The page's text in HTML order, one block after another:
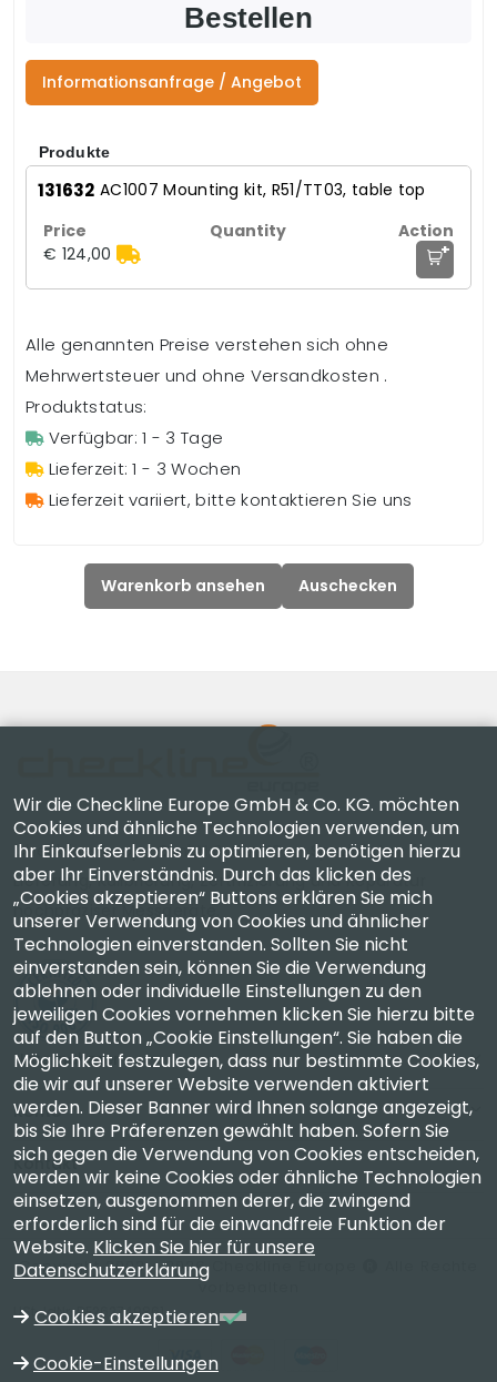
Bestellen
Informationsanfrage / Angebot
Produkte
131632 AC1007 Mounting kit, R51/TT03, table top
€ 124,00 +
Alle genannten Preise verstehen sich ohne
Mehrwertsteuer und ohne Versandkosten .
Produktstatus:
Verfügbar: 1 - 3 Tage
Lieferzeit: 1 - 3 Wochen
Lieferzeit variiert, bitte kontaktieren Sie uns
Warenkorb ansehen Auschecken
Checkline Europe GmbH & Co. KG. — Spezialisten für
Lieferung, Kalibrierung, Zertifizierung und Reparatur
hochpräziser Messgeräte.
Unternehmen
Konto
Kontakt
Copyright 2003 - 2026 Checkline Europe
vorbehalten
USt-IdNr. DE262749861
Wir die Checkline Europe GmbH & Co. KG. möchten
Cookies und ähnliche Technologien verwenden, um
Ihr Einkaufserlebnis zu optimieren, benötigen hierzu
aber Ihr Einverständnis. Durch das klicken des
„Cookies akzeptieren“ Buttons erklären Sie mich
unserer Verwendung von Cookies und ähnlicher
Technologien einverstanden. Sollten Sie nicht
einverstanden sein, können Sie die Verwendung
ablehnen oder individuelle Einstellungen zu den
jeweiligen Cookies vornehmen klicken Sie hierzu bitte
auf den Button „Cookie Einstellungen“. Sie haben die
Möglichkeit festzulegen, dass nur bestimmte Cookies,
die wir auf unserer Website verwenden aktiviert
werden. Dieser Banner wird Ihnen solange angezeigt,
bis Sie Ihre Präferenzen gewählt haben. Sofern Sie
sich gegen die Verwendung von Cookies entscheiden,
werden wir keine Cookies oder ähnliche Technologien
einsetzen, ausgenommen derer, die zwingend
erforderlich sind für die einwandfreie Funktion der
Website. Klicken Sie hier für unsere
Datenschutzerklärung
Cookies akzeptieren
Cookie-Einstellungen